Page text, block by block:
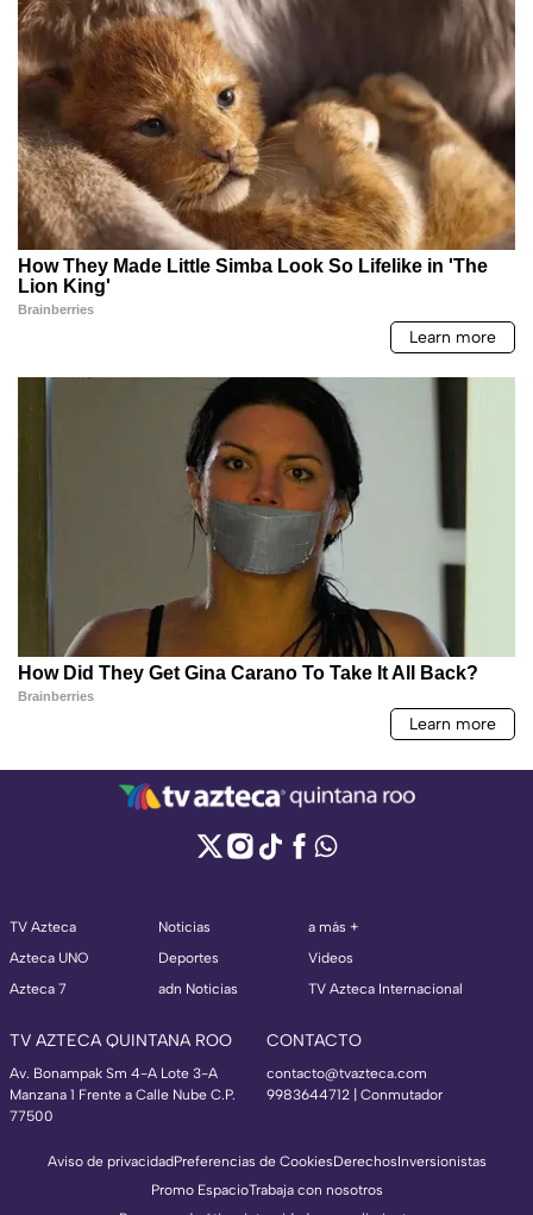
TV Azteca
Azteca UNO
Azteca 7
Noticias
Deportes
adn Noticias
a más +
Videos
TV Azteca Internacional
TV AZTECA QUINTANA ROO
Av. Bonampak Sm 4-A Lote 3-A
Manzana 1 Frente a Calle Nube C.P.
77500
CONTACTO
contacto@tvazteca.com
9983644712 | Conmutador
Aviso de privacidadPreferencias de CookiesDerechosInversionistas
Promo EspacioTrabaja con nosotros